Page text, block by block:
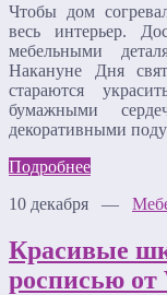
Чтобы дом
весь интерьер.
мебельными
Накануне Дня
стараются
бумажными
декоративными
Подробнее
10 декабря —
Красивые
росписью от